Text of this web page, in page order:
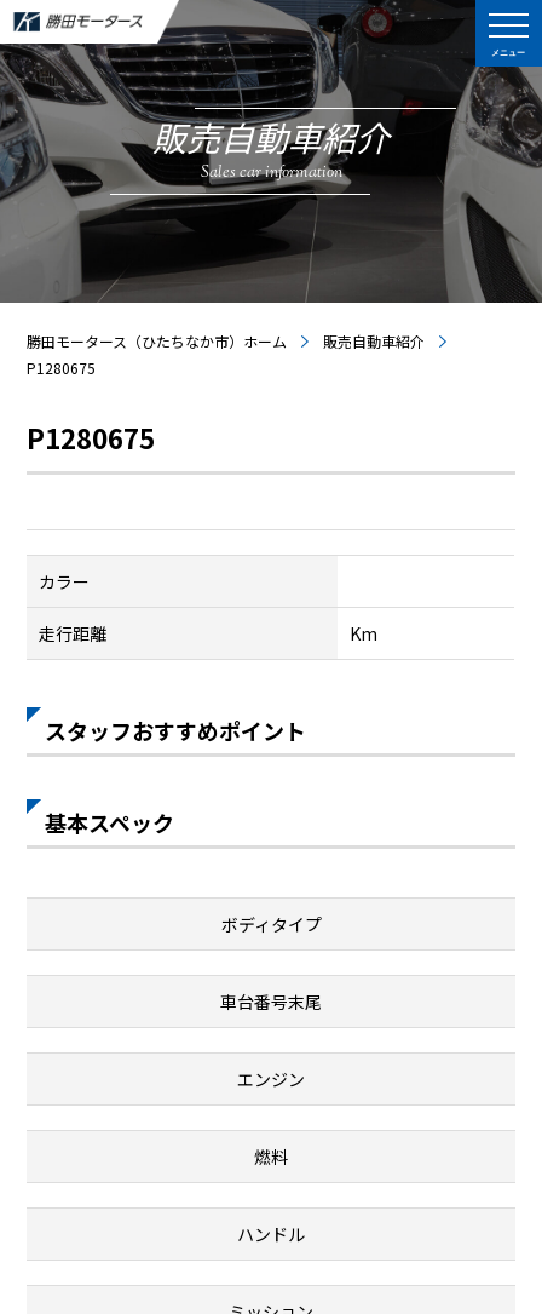
メニュー
販売自動車紹介
Sales car information
勝田モータース（ひたちなか市）ホーム
販売自動車紹介
P1280675
P1280675
カラー
走行距離 Km
スタッフおすすめポイント
基本スペック
ボディタイプ
車台番号末尾
エンジン
燃料
ハンドル